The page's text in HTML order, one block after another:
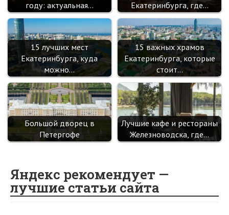
году: актуальная…
Екатеринбурга, где…
15 лучших мест
Екатеринбурга, куда
можно…
15 важных храмов
Екатеринбурга, которые
стоит…
Большой дворец в
Петергофе
Лучшие кафе и рестораны
Железноводска, где…
Яндекс рекомендует —
лучшие статьи сайта